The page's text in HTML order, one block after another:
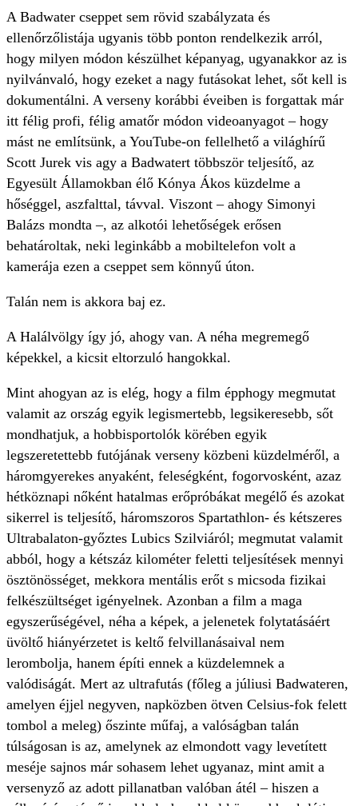
A Badwater cseppet sem rövid szabályzata és
ellenőrzőlistája ugyanis több ponton rendelkezik arról,
hogy milyen módon készülhet képanyag, ugyanakkor az is
nyilvánvaló, hogy ezeket a nagy futásokat lehet, sőt kell is
dokumentálni. A verseny korábbi éveiben is forgattak már
itt félig profi, félig amatőr módon videoanyagot – hogy
mást ne említsünk, a YouTube-on fellelhető a világhírű
Scott Jurek vis agy a Badwatert többször teljesítő, az
Egyesült Államokban élő Kónya Ákos küzdelme a
hőséggel, aszfalttal, távval. Viszont – ahogy Simonyi
Balázs mondta –, az alkotói lehetőségek erősen
behatároltak, neki leginkább a mobiltelefon volt a
kamerája ezen a cseppet sem könnyű úton.
Talán nem is akkora baj ez.
A Halálvölgy így jó, ahogy van. A néha megremegő
képekkel, a kicsit eltorzuló hangokkal.
Mint ahogyan az is elég, hogy a film épphogy megmutat
valamit az ország egyik legismertebb, legsikeresebb, sőt
mondhatjuk, a hobbisportolók körében egyik
legszeretettebb futójának verseny közbeni küzdelméről, a
háromgyerekes anyaként, feleségként, fogorvosként, azaz
hétköznapi nőként hatalmas erőpróbákat megélő és azokat
sikerrel is teljesítő, háromszoros Spartathlon- és kétszeres
Ultrabalaton-győztes Lubics Szilviáról; megmutat valamit
abból, hogy a kétszáz kilométer feletti teljesítések mennyi
ösztönösséget, mekkora mentális erőt s micsoda fizikai
felkészültséget igényelnek. Azonban a film a maga
egyszerűségével, néha a képek, a jelenetek folytatásáért
üvöltő hiányérzetet is keltő felvillanásaival nem
lerombolja, hanem építi ennek a küzdelemnek a
valódiságát. Mert az ultrafutás (főleg a júliusi Badwateren,
amelyen éjjel negyven, napközben ötven Celsius-fok felett
tombol a meleg) őszinte műfaj, a valóságban talán
túlságosan is az, amelynek az elmondott vagy levetített
meséje sajnos már sohasem lehet ugyanaz, mint amit a
versenyző az adott pillanatban valóban átél – hiszen a